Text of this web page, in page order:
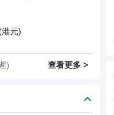
元)
) 查看更多 >